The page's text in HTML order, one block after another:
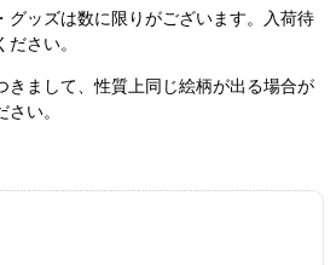
ッズは数に限りがございます。入荷待
さい。
まして、性質上同じ絵柄が出る場合が
い。